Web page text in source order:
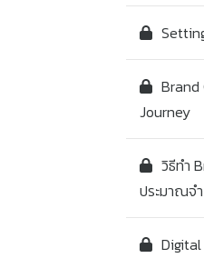
Brand
Journey
วิธีทำ
ประมาณจ